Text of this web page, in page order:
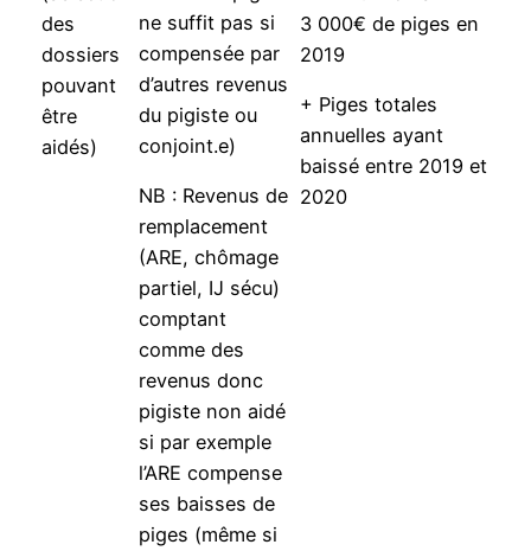
des
dossiers
pouvant
être
aidés)
ne suffit pas si
compensée par
d’autres revenus
du pigiste ou
conjoint.e)
NB : Revenus de
remplacement
(ARE, chômage
partiel, IJ sécu)
comptant
comme des
revenus donc
pigiste non aidé
si par exemple
l’ARE compense
ses baisses de
piges (même si
3 000€ de piges en
2019
+ Piges totales
annuelles ayant
baissé entre 2019 et
2020